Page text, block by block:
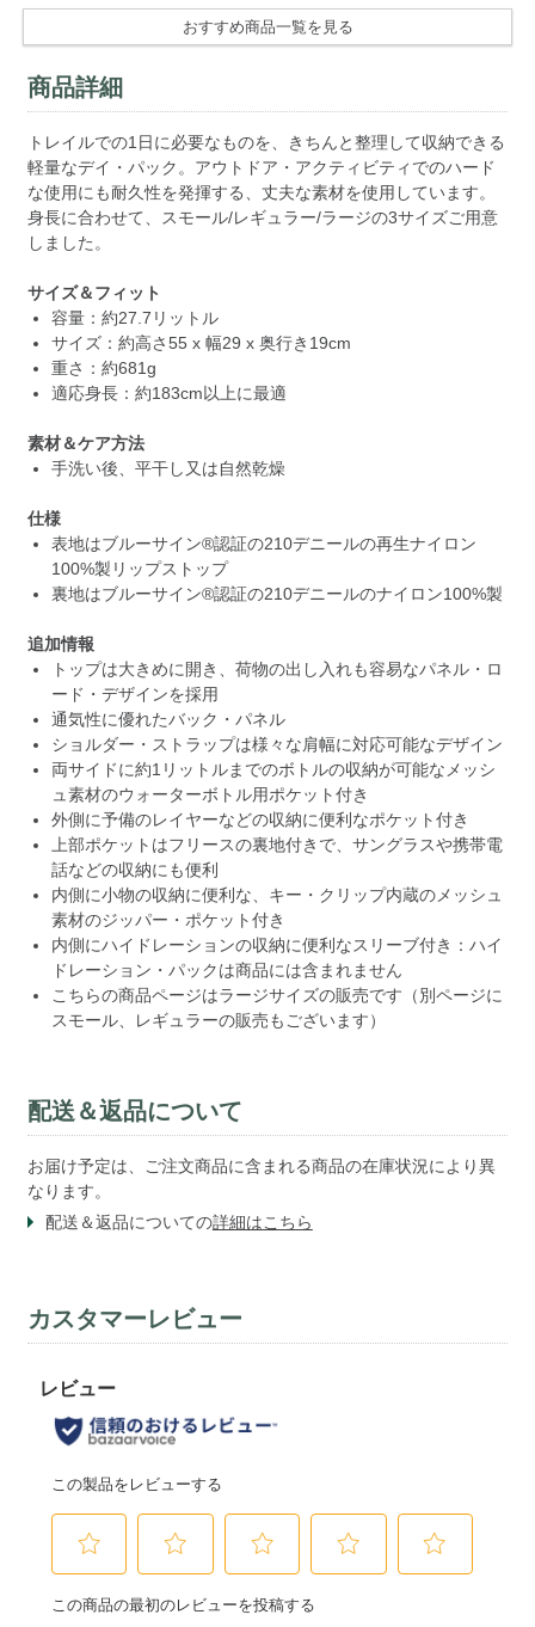
おすすめ商品一覧を見る
商品詳細
トレイルでの1日に必要なものを、きちんと整理して収納できる
軽量なデイ・パック。アウトドア・アクティビティでのハード
な使用にも耐久性を発揮する、丈夫な素材を使用しています。
身長に合わせて、スモール/レギュラー/ラージの3サイズご用意
しました。
サイズ＆フィット
容量：約27.7リットル
サイズ：約高さ55 x 幅29 x 奥行き19cm
重さ：約681g
適応身長：約183cm以上に最適
素材＆ケア方法
手洗い後、平干し又は自然乾燥
仕様
表地はブルーサイン®認証の210デニールの再生ナイロン
100%製リップストップ
裏地はブルーサイン®認証の210デニールのナイロン100%製
追加情報
トップは大きめに開き、荷物の出し入れも容易なパネル・ロ
ード・デザインを採用
通気性に優れたバック・パネル
ショルダー・ストラップは様々な肩幅に対応可能なデザイン
両サイドに約1リットルまでのボトルの収納が可能なメッシ
ュ素材のウォーターボトル用ポケット付き
外側に予備のレイヤーなどの収納に便利なポケット付き
上部ポケットはフリースの裏地付きで、サングラスや携帯電
話などの収納にも便利
内側に小物の収納に便利な、キー・クリップ内蔵のメッシュ
素材のジッパー・ポケット付き
内側にハイドレーションの収納に便利なスリーブ付き：ハイ
ドレーション・パックは商品には含まれません
こちらの商品ページはラージサイズの販売です（別ページに
スモール、レギュラーの販売もございます）
配送＆返品について
お届け予定は、ご注文商品に含まれる商品の在庫状況により異
なります。
配送＆返品についての詳細はこちら
カスタマーレビュー